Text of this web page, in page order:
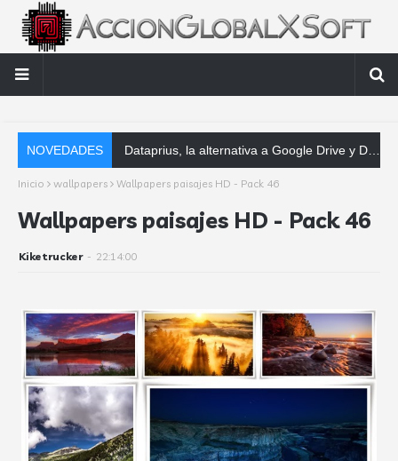
NOVEDADES Dataprius, la alternativa a Google Drive y Dropbox que las empresas deberían conocer
Inicio wallpapers Wallpapers paisajes HD - Pack 46
Wallpapers paisajes HD - Pack 46
Kiketrucker - 22:14:00